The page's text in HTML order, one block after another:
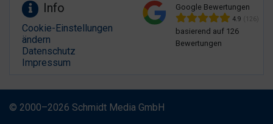
Info
Cookie-Einstellungen
ändern
Datenschutz
Impressum
Google Bewertungen
4.9 (126)
basierend auf 126
Bewertungen
© 2000–2026 Schmidt Media GmbH